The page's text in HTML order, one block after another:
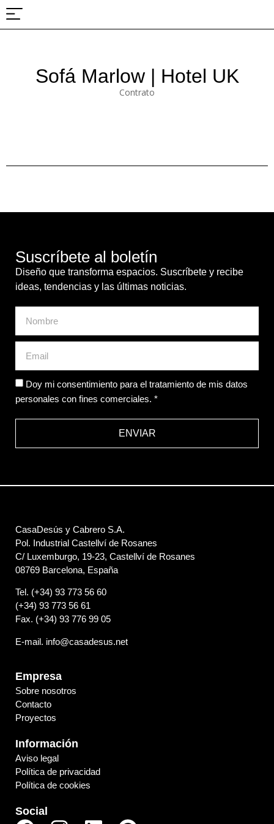
Sofá Marlow | Hotel UK
Contrato
Suscríbete al boletín
Diseño que transforma espacios. Suscríbete y recibe
ideas, tendencias y las últimas noticias.
Doy mi consentimiento para el tratamiento de mis datos
personales con fines comerciales. *
ENVIAR
CasaDesús y Cabrero S.A.
Pol. Industrial Castellví de Rosanes
C/ Luxemburgo, 19-23, Castellví de Rosanes
08769 Barcelona, España
Tel. (+34) 93 773 56 60
(+34) 93 773 56 61
Fax. (+34) 93 776 99 05
E-mail. info@casadesus.net
Empresa
Sobre nosotros
Contacto
Proyectos
Información
Aviso legal
Política de privacidad
Política de cookies
Social